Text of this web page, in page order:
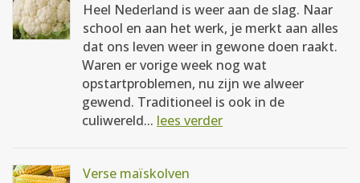
Heel Nederland is weer aan de slag. Naar
school en aan het werk, je merkt aan alles
dat ons leven weer in gewone doen raakt.
Waren er vorige week nog wat
opstartproblemen, nu zijn we alweer
gewend. Traditioneel is ook in de
culiwereld... lees verder
Verse maïskolven